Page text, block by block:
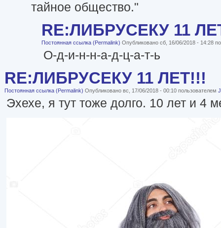
тайное общество."
RE:ЛИБРУСЕКУ 11
Постоянная ссылка (Permalink) Опубликовано сб, 16/06/2018 - 14:28
О-д-и-н-н-а-д-ц-а-т-ь
RE:ЛИБРУСЕКУ 11 ЛЕТ!!!
Постоянная ссылка (Permalink) Опубликовано вс, 17/06/2018 - 00:10 пользователем
Эхехе, я тут тоже долго. 10 лет и 4